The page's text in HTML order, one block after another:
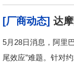
[厂商动态] 达
5月28日消息，阿里
尾效应”难题。针对